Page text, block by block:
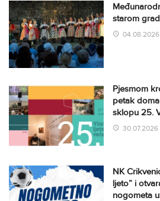
starom
04.08.2026
Pjesmom
petak
sklopu 25.
30.07.2026
NK
ljeto” i
nogometa